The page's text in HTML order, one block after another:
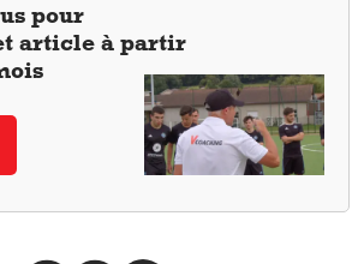
pour
article à partir